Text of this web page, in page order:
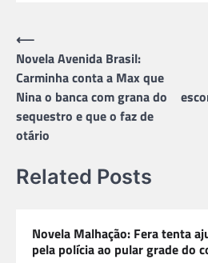
Navegação
de
Post
⟵
Novela Avenida Brasil:
Carminha conta a Max que
Nina o banca com grana do
sequestro e que o faz de
otário
Related Posts
Novela Malhação: Fera tenta
pela polícia ao pular grade do